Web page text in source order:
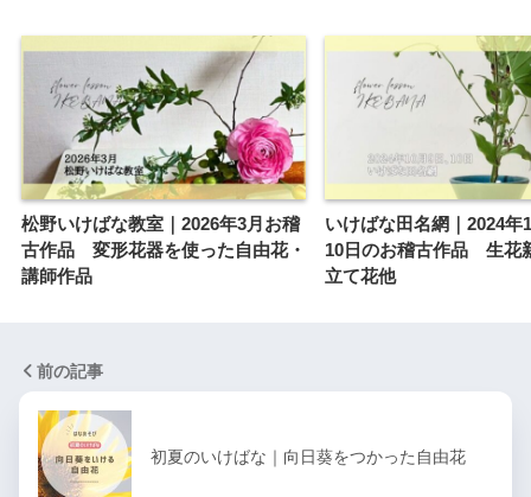
松野いけばな教室｜2026年3月お稽
古作品 変形花器を使った自由花・
講師作品
いけばな田名網｜2024年
10日のお稽古作品 生花
立て花他
前の記事
初夏のいけばな｜向日葵をつかった自由花